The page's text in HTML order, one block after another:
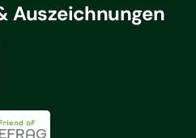
Auszeichnungen